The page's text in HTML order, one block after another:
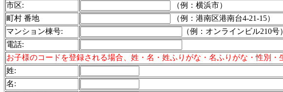
市区:
（例：横浜市）
町村 番地
（例：港南区港南台4-21-15）
マンション棟号:
（例：オンラインビル210号）
電話:
お子様のコードを登録される場合、姓・名・姓ふりがな・名ふりがな・性別
姓:
名: